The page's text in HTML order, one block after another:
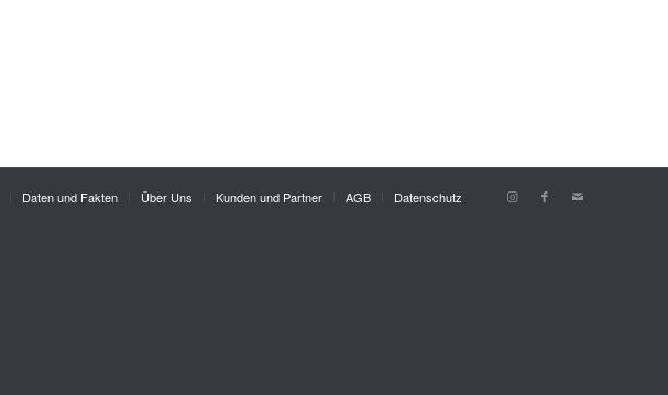
Daten und Fakten Über Uns Kunden und Partner AGB Datenschutz